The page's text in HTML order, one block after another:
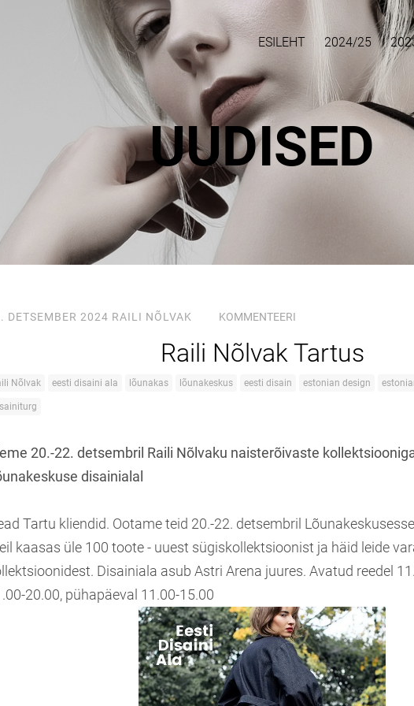
ESILEHT 2024/25
UUDISED
DETSEMBER 2024 RAILI NÕLVAK KOMMENTEERI
Raili Nõlvak Tartus
Nõlvak eesti disaini ala lõunakas lõunakeskus eesti disain estonian design
20.-22. detsembril Raili Nõlvaku naisterõivaste
disainialal
Tartu kliendid. Ootame teid 20.-22. detsembril
kaasas üle 100 toote - uuest sügiskollektsioonist ja häid leide
Disainiala asub Astri Arena juures. Avatud reedel
20.00, pühapäeval 11.00-15.00